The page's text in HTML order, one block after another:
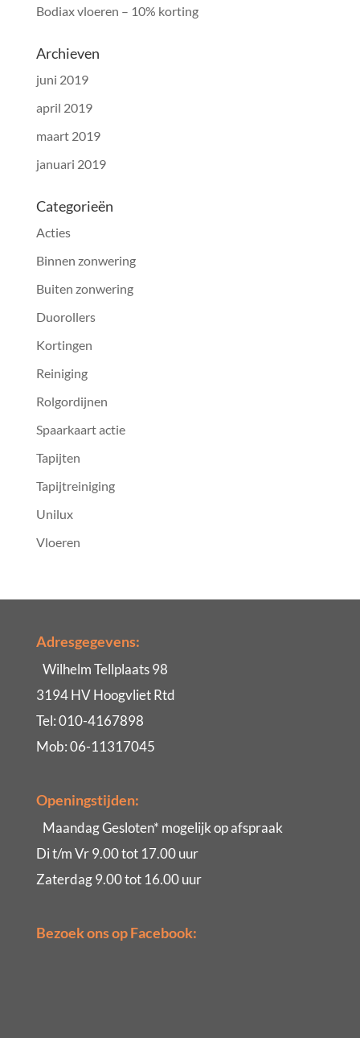
Bodiax vloeren – 10% korting
Archieven
juni 2019
april 2019
maart 2019
januari 2019
Categorieën
Acties
Binnen zonwering
Buiten zonwering
Duorollers
Kortingen
Reiniging
Rolgordijnen
Spaarkaart actie
Tapijten
Tapijtreiniging
Unilux
Vloeren
Adresgegevens:
Wilhelm Tellplaats 98
3194 HV Hoogvliet Rtd
Tel: 010-4167898
Mob: 06-11317045
Openingstijden:
Maandag Gesloten* mogelijk op afspraak
Di t/m Vr 9.00 tot 17.00 uur
Zaterdag 9.00 tot 16.00 uur
Bezoek ons op Facebook: